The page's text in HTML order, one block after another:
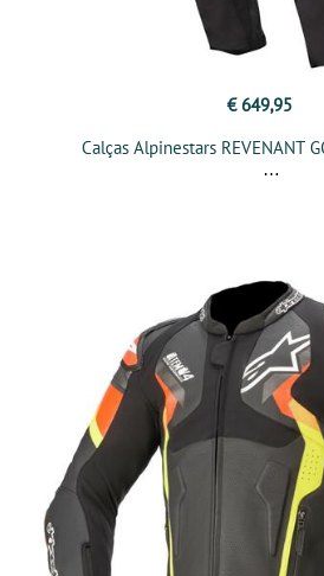
€ 649,95
Calças Alpinestars REVENANT